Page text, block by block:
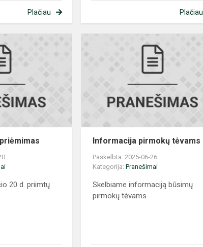
Plačiau Plačiau
20 d. priimtų
Informacija pirmokų tėvams
Paskelbta: 2025-06-26
Kategorija:Pranešimai
Skelbiame informaciją būsimų
pirmokų tėvams